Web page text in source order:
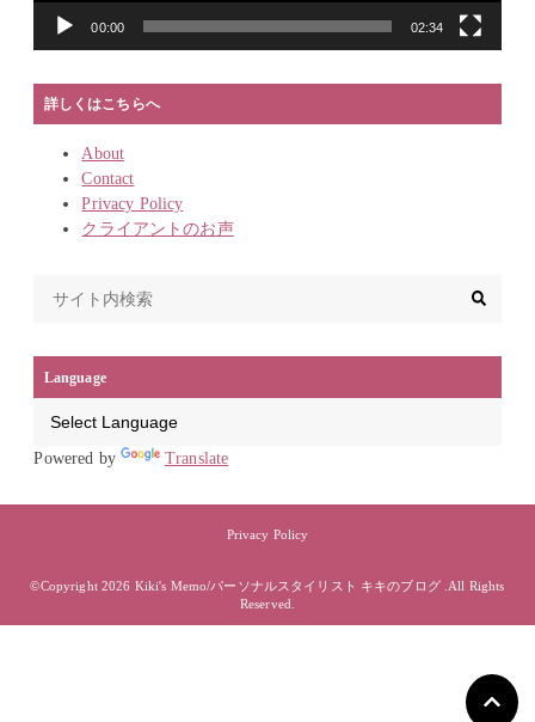
00:00 02:34
詳しくはこちらへ
About
Contact
Privacy Policy
クライアントのお声
Language
Powered by Translate
Privacy Policy
©Copyright 2026 Kiki's Memo/パーソナルスタイリスト キキのブログ.All Rights
Reserved.